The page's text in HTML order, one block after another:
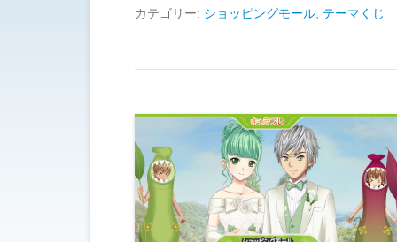
カテゴリー: ショッピングモール テーマくじ